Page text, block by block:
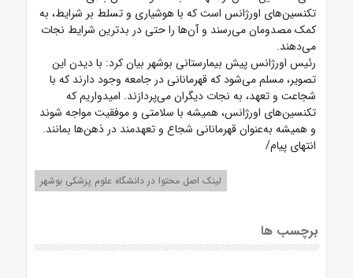
تکنسین‌های اورژانس است که با هوشیاری و تسلط بر شرایط، به
کمک مصدومان می‌رسند و آن‌ها را حتی در بدترین شرایط نجات
می‌دهند.
رئیس اورژانس پیش بیمارستانی بوشهر بیان کرد: با دیدن این
تصویر، مسلم می‌شود که قهرمانانی در جامعه وجود دارند که با
شجاعت و تعهد، به نجات دیگران می‌پردازند. امیدواریم که
تکنسین‌های اورژانس، همیشه با سلامتی و موفقیت مواجه شوند
و همیشه به‌عنوان قهرمانانی شجاع و تعهدمند در ذهن‌ها بمانند.
انتهای پیام/
لینک اصل محتوا در دانشگاه علوم پزشکی بوشهر
برچسب ها